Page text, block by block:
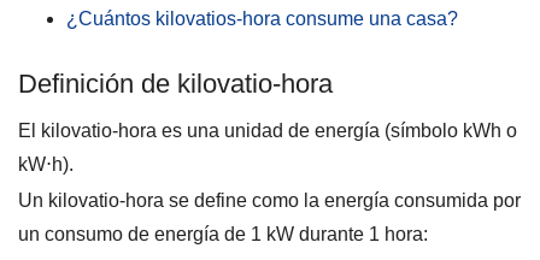
¿Cuántos kilovatios-hora consume una casa?
Definición de kilovatio-hora
El kilovatio-hora es una unidad de energía (símbolo kWh o
kW⋅h).
Un kilovatio-hora se define como la energía consumida por
un consumo de energía de 1 kW durante 1 hora: